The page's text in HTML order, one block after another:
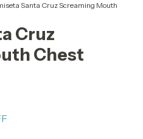
Santa Cruz Screaming Mouth
Cruz
Chest